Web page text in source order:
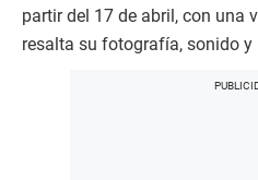
partir del 17 de abril, con una
resalta su fotografía, sonido y